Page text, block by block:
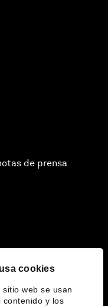
cookies
web se usan
contenido y los
de prensa